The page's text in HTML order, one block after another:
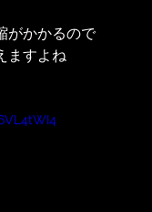
がかかるので
ますよね